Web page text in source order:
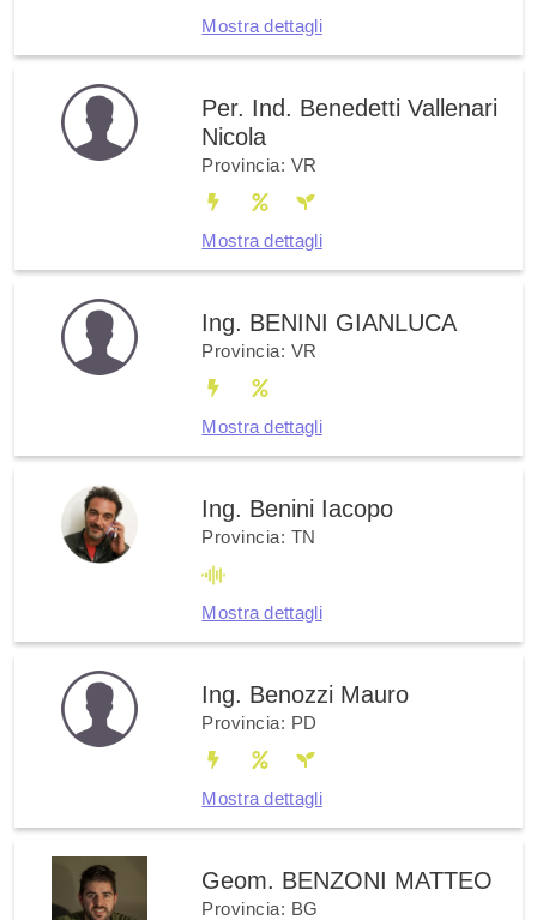
Mostra dettagli
Per. Ind. Benedetti Vallenari
Nicola
Provincia: VR
Mostra dettagli
Ing. BENINI GIANLUCA
Provincia: VR
Mostra dettagli
Ing. Benini Iacopo
Provincia: TN
Mostra dettagli
Ing. Benozzi Mauro
Provincia: PD
Mostra dettagli
Geom. BENZONI MATTEO
Provincia: BG